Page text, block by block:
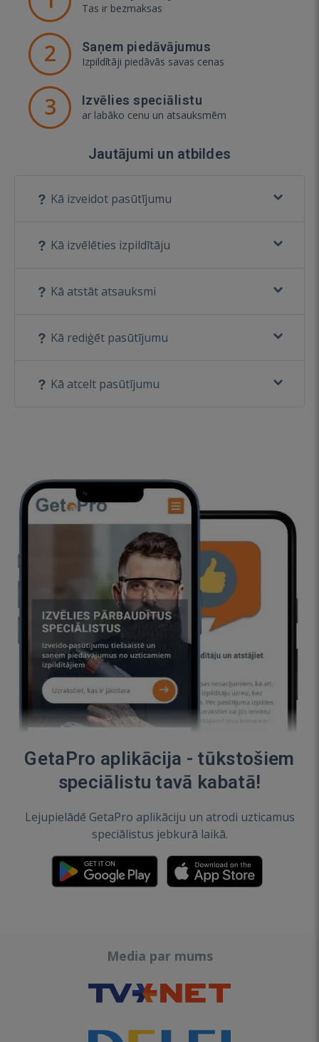
Tas ir bezmaksas
2 Saņem piedāvājumus
Izpildītāji piedāvās savas cenas
3 Izvēlies speciālistu
ar labāko cenu un atsauksmēm
Jautājumi un atbildes
Kā izveidot pasūtījumu
Kā izvēlēties izpildītāju
Kā atstāt atsauksmi
Kā rediģēt pasūtījumu
Kā atcelt pasūtījumu
GetaPro aplikācija - tūkstošiem
speciālistu tavā kabatā!
Lejupielādē GetaPro aplikāciju un atrodi uzticamus
speciālistus jebkurā laikā.
Media par mums